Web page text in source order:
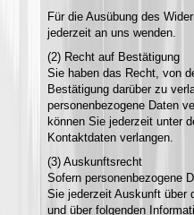
Für die Ausübung des
jederzeit an uns wenden.
(2) Recht auf Bestätigung
Sie haben das Recht, von
Bestätigung darüber zu
personenbezogene Daten
können Sie jederzeit unter
Kontaktdaten verlangen.
(3) Auskunftsrecht
Sofern personenbezogene
Sie jederzeit Auskunft über
und über folgenden